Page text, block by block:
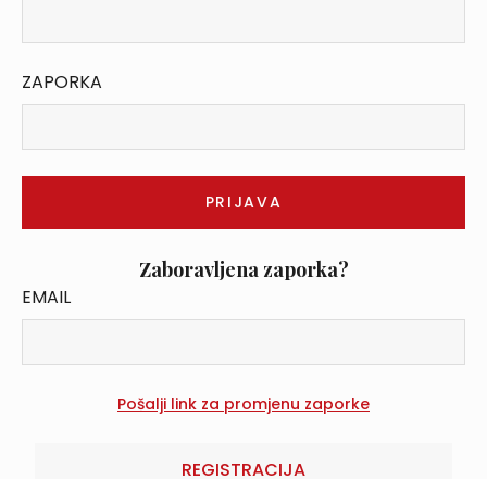
ZAPORKA
Zaboravljena zaporka?
EMAIL
REGISTRACIJA